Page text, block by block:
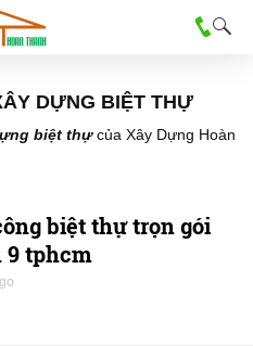
DỰNG BIỆT THỰ
biệt thựcủa Xây Dựng Hoàn
biệt thự trọn gói
9 tphcm